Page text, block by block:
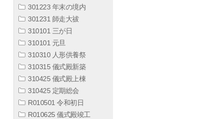
301223 年末の境内
301231 師走大祓
310101 三が日
310101 元旦
310310 人形供養祭
310315 儀式殿新築
310425 儀式殿上棟
310425 定期総会
R010501 令和初日
R010625 儀式殿竣工